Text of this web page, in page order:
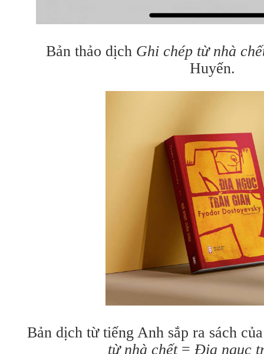
Bản thảo dịch Ghi chép từ nhà
Huyến.
Bản dịch từ tiếng Anh sắp ra sách
từ nhà chết=Địa ngục